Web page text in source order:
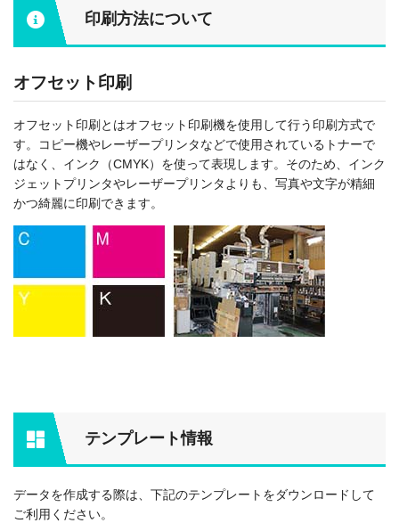
印刷方法について
オフセット印刷
オフセット印刷とはオフセット印刷機を使用して行う印刷方式で
す。コピー機やレーザープリンタなどで使用されているトナーで
はなく、インク（CMYK）を使って表現します。そのため、インク
ジェットプリンタやレーザープリンタよりも、写真や文字が精細
かつ綺麗に印刷できます。
テンプレート情報
データを作成する際は、下記のテンプレートをダウンロードして
ご利用ください。